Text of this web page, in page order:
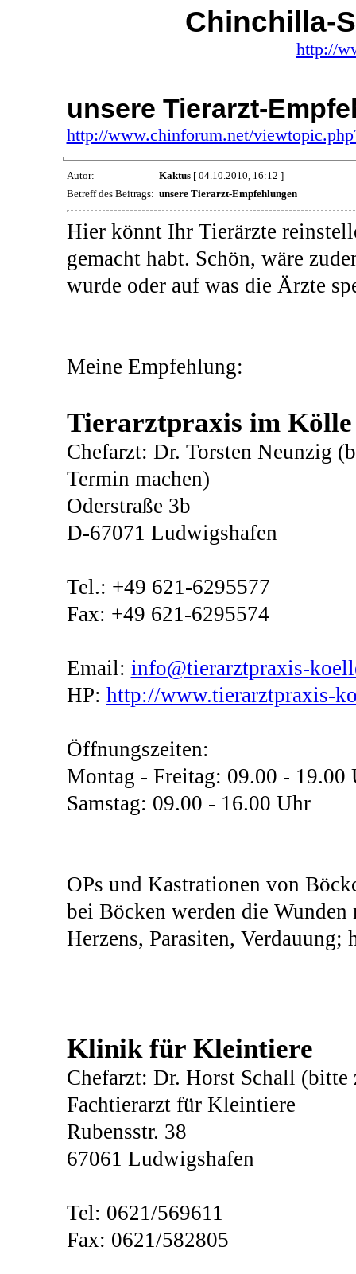
Chinchilla-
http://
unsere Tierarzt-
http://www.chinforum.net/
Autor: Kaktus[ 04.10.2010, 16:12 ]
Betreff des Beitrags: unsere Tierarzt-Empfehlungen
Hier könnt Ihr Tierärzte
gemacht habt. Schön, wäre
wurde oder auf was die Ärzte
Meine Empfehlung:
Tierarztpraxis im Kölle
Chefarzt: Dr. Torsten Neunzig
Termin machen)
Oderstraße 3b
D-67071 Ludwigshafen
Tel.: +49 621-6295577
Fax: +49 621-6295574
Email: info@tierarztpraxis-
HP: http://www.tierarztpraxis-
Öffnungszeiten:
Montag - Freitag: 09.00 - 19.00
Samstag: 09.00 - 16.00 Uhr
OPs und Kastrationen von
bei Böcken werden die
Herzens, Parasiten,
Klinik für Kleintiere
Chefarzt: Dr. Horst Schall (bitte
Fachtierarzt für Kleintiere
Rubensstr. 38
67061 Ludwigshafen
Tel: 0621/569611
Fax: 0621/582805